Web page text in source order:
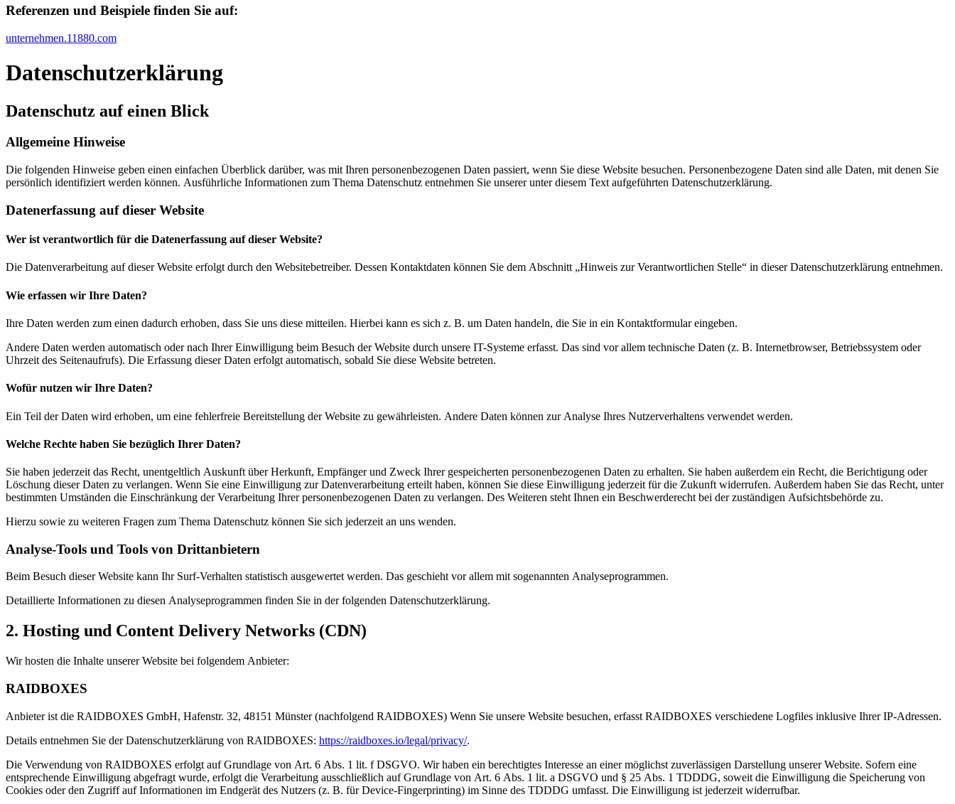
Referenzen und Beispiele finden Sie auf:​
unternehmen.11880.com
Datenschutz­erklärung
Datenschutz auf einen Blick
Allgemeine Hinweise
Die folgenden Hinweise geben einen einfachen Überblick darüber, was mit Ihren personenbezogenen Daten passiert, wenn Sie diese Website besuchen. Personenbezogene Daten sind alle Daten, mit denen Sie
persönlich identifiziert werden können. Ausführliche Informationen zum Thema Datenschutz entnehmen Sie unserer unter diesem Text aufgeführten Datenschutzerklärung.
Datenerfassung auf dieser Website
Wer ist verantwortlich für die Datenerfassung auf dieser Website?
Die Datenverarbeitung auf dieser Website erfolgt durch den Websitebetreiber. Dessen Kontaktdaten können Sie dem Abschnitt „Hinweis zur Verantwortlichen Stelle“ in dieser Datenschutzerklärung entnehmen.
Wie erfassen wir Ihre Daten?
Ihre Daten werden zum einen dadurch erhoben, dass Sie uns diese mitteilen. Hierbei kann es sich z. B. um Daten handeln, die Sie in ein Kontaktformular eingeben.
Andere Daten werden automatisch oder nach Ihrer Einwilligung beim Besuch der Website durch unsere IT-Systeme erfasst. Das sind vor allem technische Daten (z. B. Internetbrowser, Betriebssystem oder
Uhrzeit des Seitenaufrufs). Die Erfassung dieser Daten erfolgt automatisch, sobald Sie diese Website betreten.
Wofür nutzen wir Ihre Daten?
Ein Teil der Daten wird erhoben, um eine fehlerfreie Bereitstellung der Website zu gewährleisten. Andere Daten können zur Analyse Ihres Nutzerverhaltens verwendet werden.
Welche Rechte haben Sie bezüglich Ihrer Daten?
Sie haben jederzeit das Recht, unentgeltlich Auskunft über Herkunft, Empfänger und Zweck Ihrer gespeicherten personenbezogenen Daten zu erhalten. Sie haben außerdem ein Recht, die Berichtigung oder
Löschung dieser Daten zu verlangen. Wenn Sie eine Einwilligung zur Datenverarbeitung erteilt haben, können Sie diese Einwilligung jederzeit für die Zukunft widerrufen. Außerdem haben Sie das Recht, unter
bestimmten Umständen die Einschränkung der Verarbeitung Ihrer personenbezogenen Daten zu verlangen. Des Weiteren steht Ihnen ein Beschwerderecht bei der zuständigen Aufsichtsbehörde zu.
Hierzu sowie zu weiteren Fragen zum Thema Datenschutz können Sie sich jederzeit an uns wenden.
Analyse-Tools und Tools von Dritt­anbietern
Beim Besuch dieser Website kann Ihr Surf-Verhalten statistisch ausgewertet werden. Das geschieht vor allem mit sogenannten Analyseprogrammen.
Detaillierte Informationen zu diesen Analyseprogrammen finden Sie in der folgenden Datenschutzerklärung.
2. Hosting und Content Delivery Networks (CDN)
Wir hosten die Inhalte unserer Website bei folgendem Anbieter:
RAIDBOXES
Anbieter ist die RAIDBOXES GmbH, Hafenstr. 32, 48151 Münster (nachfolgend RAIDBOXES) Wenn Sie unsere Website besuchen, erfasst RAIDBOXES verschiedene Logfiles inklusive Ihrer IP-Adressen.
Details entnehmen Sie der Datenschutzerklärung von RAIDBOXES: https://raidboxes.io/legal/privacy/.
Die Verwendung von RAIDBOXES erfolgt auf Grundlage von Art. 6 Abs. 1 lit. f DSGVO. Wir haben ein berechtigtes Interesse an einer möglichst zuverlässigen Darstellung unserer Website. Sofern eine
entsprechende Einwilligung abgefragt wurde, erfolgt die Verarbeitung ausschließlich auf Grundlage von Art. 6 Abs. 1 lit. a DSGVO und § 25 Abs. 1 TDDDG, soweit die Einwilligung die Speicherung von
Cookies oder den Zugriff auf Informationen im Endgerät des Nutzers (z. B. für Device-Fingerprinting) im Sinne des TDDDG umfasst. Die Einwilligung ist jederzeit widerrufbar.